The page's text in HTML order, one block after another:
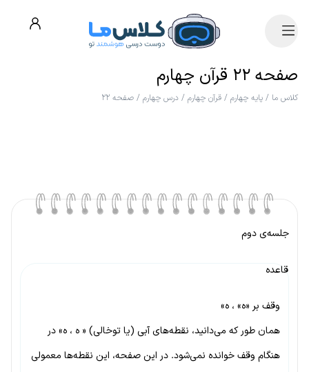
صفحه ۲۲ قرآن چهارم
کلاس ما / پایه چهارم / قرآن چهارم / درس چهارم / صفحه ۲۲
جلسه‌ی دوم
قاعده
وقف بر «ه» ، ه»
همان طور که می‌دانید، نقطه‌های آبی (یا توخالی) « ه ، ه» در
هنگام وقف خوانده نمی‌شود. در این صفحه، این نقطه‌ها معمولی